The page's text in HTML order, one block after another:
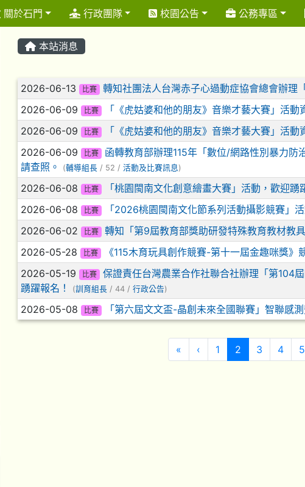
關於石門 行政團隊 校園公告 公務專區
本站消息
文章列表
2026-06-13 比賽 轉知社團法人台灣赤子心過動症協會總會辦理
2026-06-09 比賽 「《虎姑婆和他的朋友》音樂才藝大賽」活動
2026-06-09 比賽 「《虎姑婆和他的朋友》音樂才藝大賽」活動
2026-06-09 比賽
函轉教育部辦理115年「數位/網路性別暴力防
請查照。
(輔導組長 / 52 / 活動及比賽訊息)
2026-06-08 比賽 「桃園閩南文化創意繪畫大賽」活動，歡迎踴
2026-06-08 比賽 「2026桃園閩南文化節系列活動攝影競賽」
2026-06-02 比賽 轉知「第9屆教育部獎助研發特殊教育教材教具
2026-05-28 比賽 《115木育玩具創作競賽-第十一屆金趣咪獎》
2026-05-19 比賽
保證責任台灣農業合作社聯合社辦理「第104
踴躍報名！
(訓育組長 / 44 / 行政公告)
2026-05-08 比賽 「第六屆文文盃-晶創未來全國聯賽」智聯感
« 第一頁
‹ 上一頁
1 2 (目前頁次)
3 4 5